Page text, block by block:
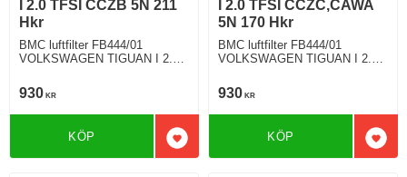
I 2.0 TFSI CCZB 5N 211
Hkr
BMC luftfilter FB444/01
VOLKSWAGEN TIGUAN I 2.0
930 KR
Lägg till i favoriter
KÖP
I 2.0 TFSI CCZC,CAWA
5N 170 Hkr
BMC luftfilter FB444/01
VOLKSWAGEN TIGUAN I 2.0
930 KR
KÖP